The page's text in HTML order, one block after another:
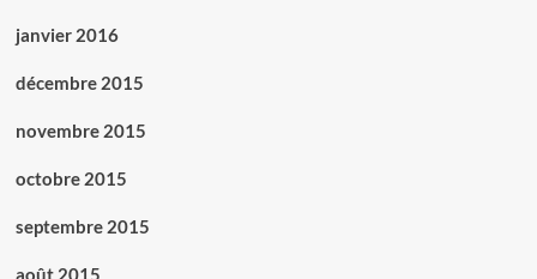
janvier 2016
décembre 2015
novembre 2015
octobre 2015
septembre 2015
août 2015